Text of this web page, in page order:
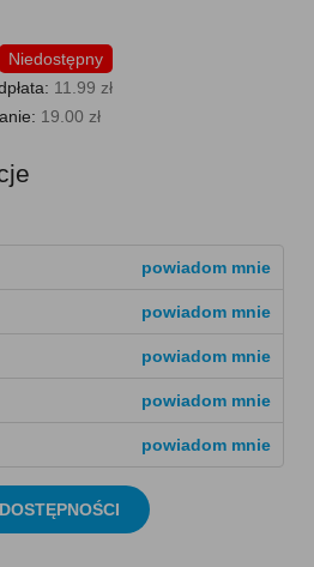
Niedostępny
11.99 zł
19.00 zł
powiadom mnie
powiadom mnie
powiadom mnie
powiadom mnie
powiadom mnie